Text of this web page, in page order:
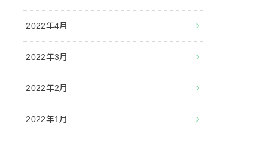
2022年4月
2022年3月
2022年2月
2022年1月